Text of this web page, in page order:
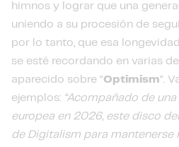
himnos y lograr que una
uniendo a su procesión de
por lo tanto, que esa
se esté recordando en varias
aparecido sobre “Optimism”.
ejemplos: “Acompañado de
europea en 2026, este disco
de Digitalism para mantenerse